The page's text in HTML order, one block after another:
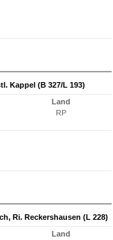
Kappel (B 327/L 193)
Land
RP
Ri. Reckershausen (L 228)
Land